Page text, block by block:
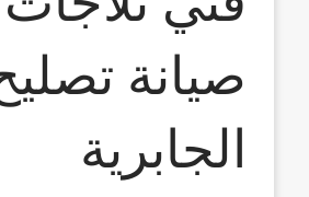
صيانة
الجابرية